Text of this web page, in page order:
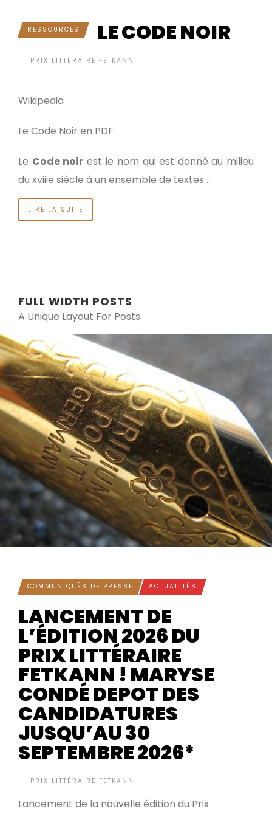
RESSOURCES LE CODE NOIR
PRIX LITTÉRAIRE FETKANN !
Wikipedia
Le Code Noir en PDF
Le Code noir est le nom qui est donné au milieu
du xviiie siècle à un ensemble de textes …
LIRE LA SUITE
FULL WIDTH POSTS
A Unique Layout For Posts
COMMUNIQUÉS DE PRESSE ACTUALITÉS
LANCEMENT DE
L’ÉDITION 2026 DU
PRIX LITTÉRAIRE
FETKANN ! MARYSE
CONDÉ DEPOT DES
CANDIDATURES
JUSQU’AU 30
SEPTEMBRE 2026*
PRIX LITTÉRAIRE FETKANN !
Lancement de la nouvelle édition du Prix